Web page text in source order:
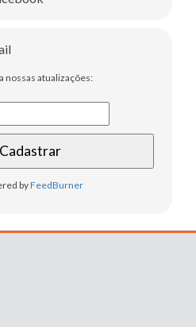
nossas atualizações:
byFeedBurner